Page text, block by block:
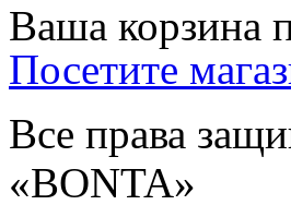
Ваша корзина
Посетите
Все права
«BONTA»